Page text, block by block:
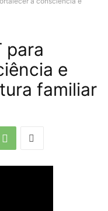
para
e
familiar